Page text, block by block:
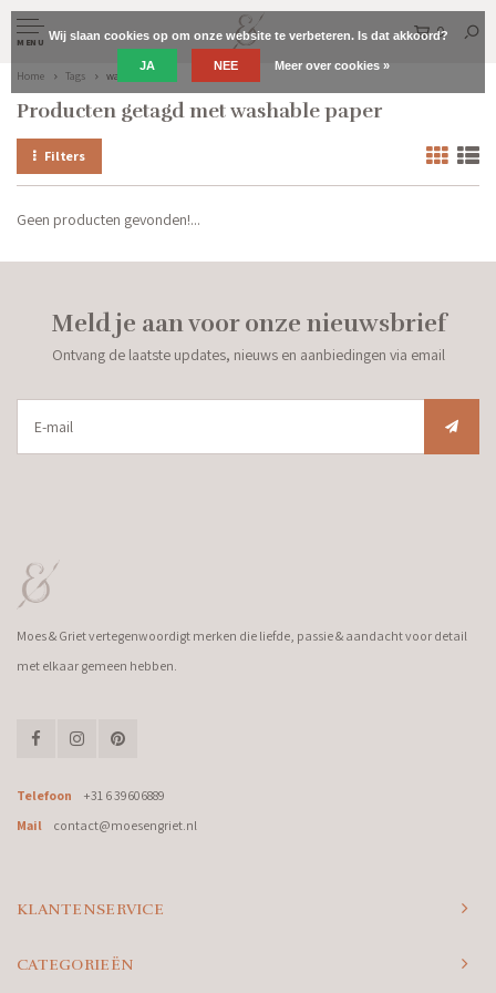
MENU
0
Home Tags washable paper
Producten getagd met washable paper
Filters
Geen producten gevonden!...
Meld je aan voor onze nieuwsbrief
Ontvang de laatste updates, nieuws en aanbiedingen via email
Moes & Griet vertegenwoordigt merken die liefde, passie & aandacht voor detail
met elkaar gemeen hebben.
Telefoon
+31 6 39606889
Mail
contact@moesengriet.nl
KLANTENSERVICE
CATEGORIEËN
Wij slaan cookies op om onze website te verbeteren. Is dat akkoord?
JA NEE Meer over cookies »